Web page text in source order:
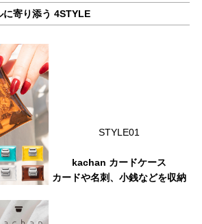
に寄り添う 4STYLE
STYLE01
kachan カードケース
カードや名刺、小銭などを収納